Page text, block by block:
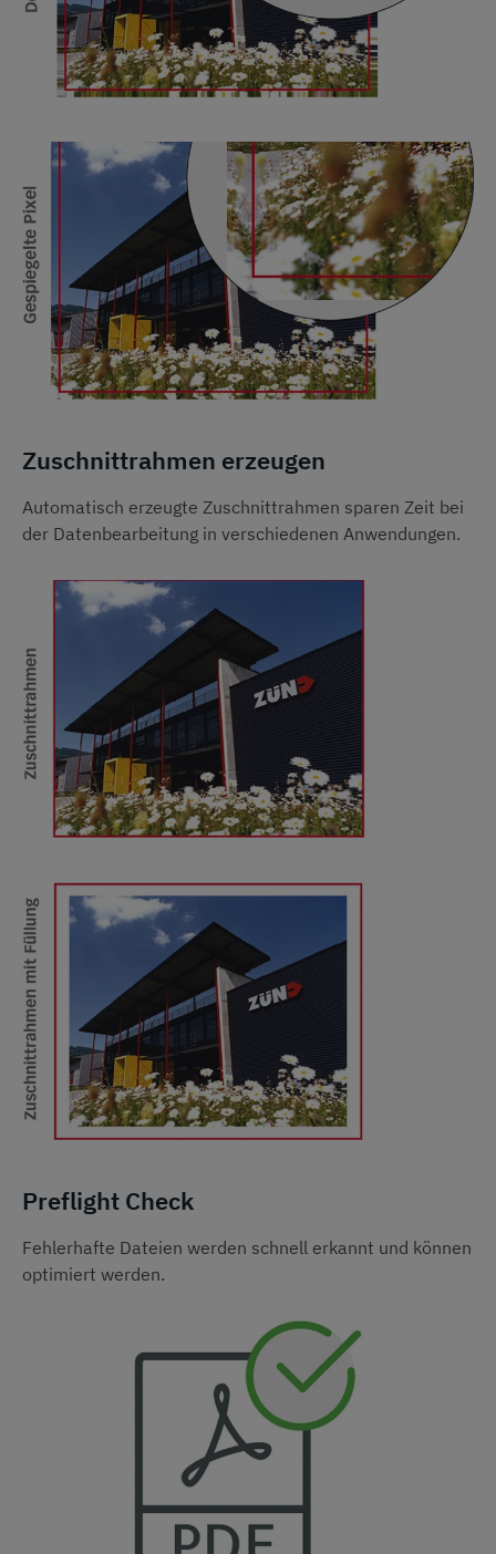
Zuschnittrahmen erzeugen
Automatisch erzeugte Zuschnittrahmen sparen Zeit bei
der Datenbearbeitung in verschiedenen Anwendungen.
Preflight Check
Fehlerhafte Dateien werden schnell erkannt und können
optimiert werden.